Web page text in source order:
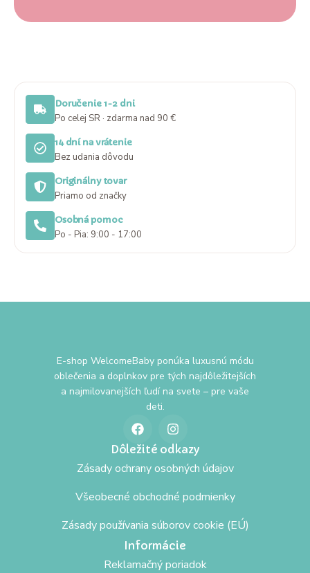
Doručenie 1-2 dni
Po celej SR · zdarma nad 90 €
14 dní na vrátenie
Bez udania dôvodu
Originálny tovar
Priamo od značky
Osobná pomoc
Po - Pia: 9:00 - 17:00
E-shop WelcomeBaby ponúka luxusnú módu
oblečenia a doplnkov pre tých najdôležitejších
a najmilovanejších ľudí na svete – pre vaše
deti.
Dôležité odkazy
Zásady ochrany osobných údajov
Všeobecné obchodné podmienky
Zásady používania súborov cookie (EÚ)
Informácie
Reklamačný poriadok